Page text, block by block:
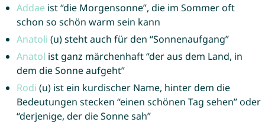
Addae ist “die Morgensonne”, die im Sommer oft
schon so schön warm sein kann
Anatoli (u) steht auch für den “Sonnenaufgang”
Anatol ist ganz märchenhaft “der aus dem Land, in
dem die Sonne aufgeht”
Rodi (u) ist ein kurdischer Name, hinter dem die
Bedeutungen stecken “einen schönen Tag sehen” oder
“derjenige, der die Sonne sah”